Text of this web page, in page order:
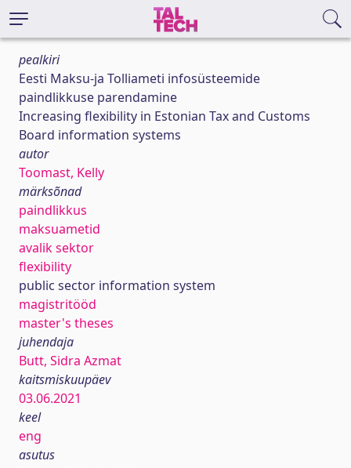
pealkiri
Eesti Maksu-ja Tolliameti infosüsteemide
paindlikkuse parendamine
Increasing flexibility in Estonian Tax and Customs
Board information systems
autor
Toomast, Kelly
märksõnad
paindlikkus
maksuametid
avalik sektor
flexibility
public sector information system
magistritööd
master's theses
juhendaja
Butt, Sidra Azmat
kaitsmiskuupäev
03.06.2021
keel
eng
asutus